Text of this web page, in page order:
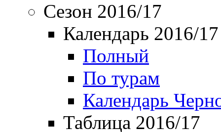
Сезон 2016/17
Календарь 2016/17
Полный
По турам
Календарь
Таблица 2016/17